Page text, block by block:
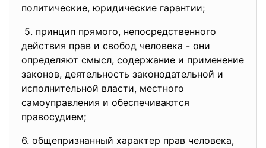
политические, юридические гарантии;
5. принцип прямого, непосредственного
действия прав и свобод человека - они
определяют смысл, содержание и применение
законов, деятельность законодательной и
исполнительной власти, местного
самоуправления и обеспечиваются
правосудием;
6. общепризнанный характер прав человека,